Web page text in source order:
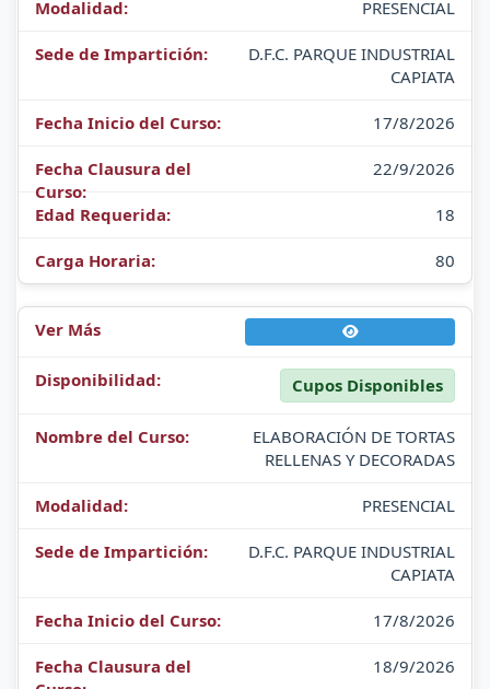
PRESENCIAL
D.F.C. PARQUE INDUSTRIAL
CAPIATA
17/8/2026
22/9/2026
18
80
Cupos Disponibles
ELABORACIÓN DE TORTAS
RELLENAS Y DECORADAS
PRESENCIAL
D.F.C. PARQUE INDUSTRIAL
CAPIATA
17/8/2026
18/9/2026